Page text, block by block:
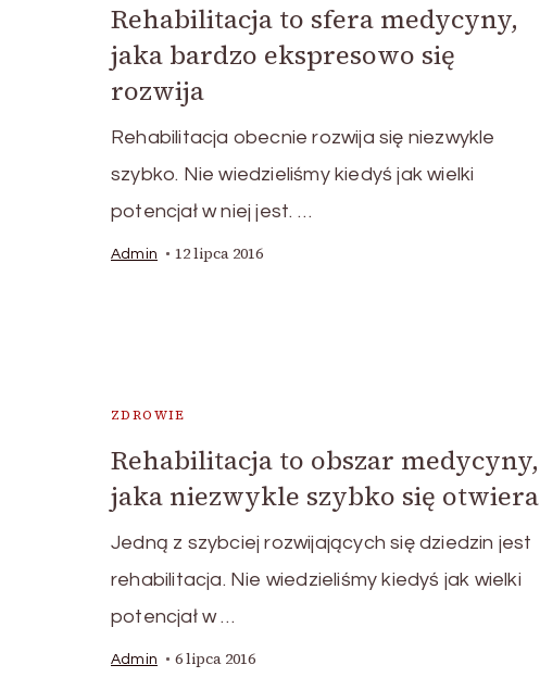
Rehabilitacja to sfera medycyny,
jaka bardzo ekspresowo się
rozwija
Rehabilitacja obecnie rozwija się niezwykle
szybko. Nie wiedzieliśmy kiedyś jak wielki
potencjał w niej jest. …
Admin 12 lipca 2016
ZDROWIE
Rehabilitacja to obszar medycyny,
jaka niezwykle szybko się otwiera
Jedną z szybciej rozwijających się dziedzin jest
rehabilitacja. Nie wiedzieliśmy kiedyś jak wielki
potencjał w …
Admin 6 lipca 2016